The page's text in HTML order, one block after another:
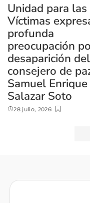
Unidad para las
Víctimas
profunda
preocupación
desaparición del
consejero de
Samuel Enrique
Salazar Soto
28 julio, 2026